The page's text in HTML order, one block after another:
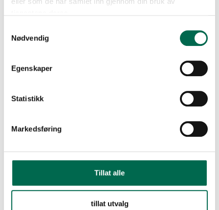
Nødvendig
Egenskaper
Statistikk
Markedsføring
Tillat alle
tillat utvalg
Silica Micro Terazzo 5126
Grey Terrazzo 5128